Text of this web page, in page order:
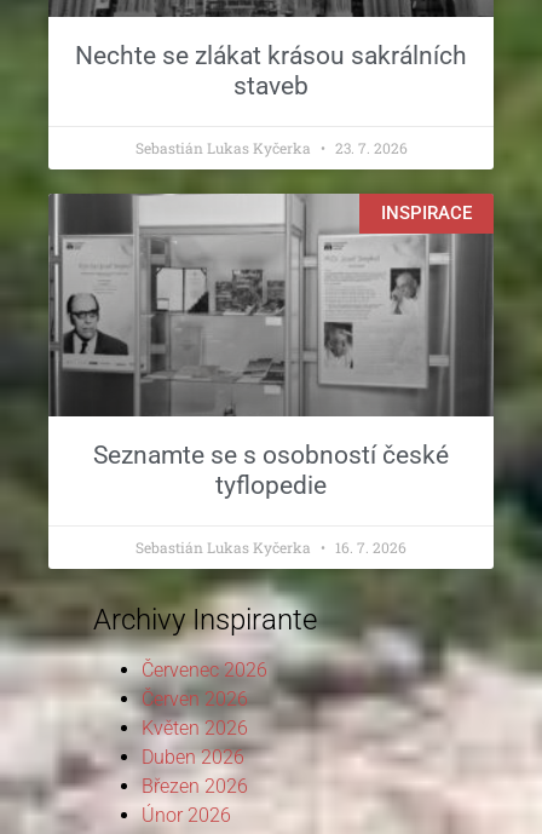
Nechte se zlákat krásou sakrálních
staveb
Sebastián Lukas Kyčerka 23. 7. 2026
INSPIRACE
Seznamte se s osobností české
tyflopedie
Sebastián Lukas Kyčerka 16. 7. 2026
Archivy Inspirante
Červenec 2026
Červen 2026
Květen 2026
Duben 2026
Březen 2026
Únor 2026